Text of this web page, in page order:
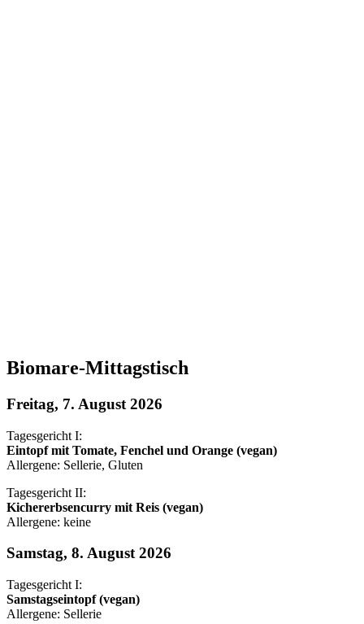
Biomare-Mittagstisch
Freitag, 7. August 2026
Tagesgericht I:
Eintopf mit Tomate, Fenchel und Orange (vegan)
Allergene: Sellerie, Gluten
Tagesgericht II:
Kichererbsencurry mit Reis (vegan)
Allergene: keine
Samstag, 8. August 2026
Tagesgericht I:
Samstagseintopf (vegan)
Allergene: Sellerie